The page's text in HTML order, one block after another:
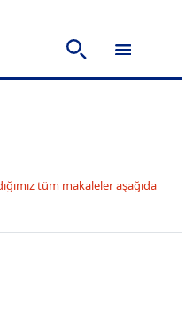
tüm makaleler aşağıda